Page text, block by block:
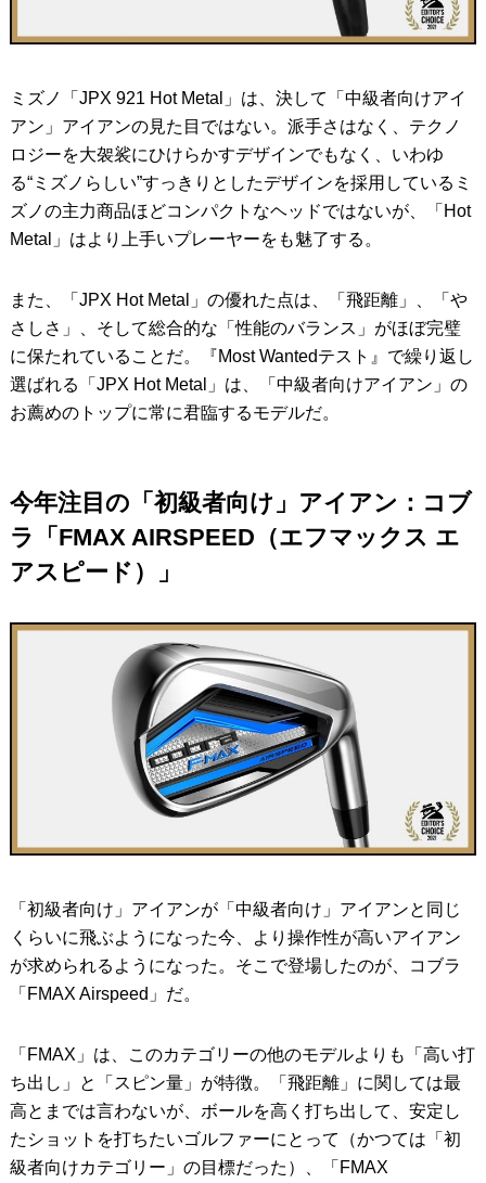
ミズノ「JPX 921 Hot Metal」は、決して「中級者向けアイ
アン」アイアンの見た目ではない。派手さはなく、テクノ
ロジーを大袈裟にひけらかすデザインでもなく、いわゆ
る“ミズノらしい”すっきりとしたデザインを採用しているミ
ズノの主力商品ほどコンパクトなヘッドではないが、「Hot
Metal」はより上手いプレーヤーをも魅了する。
また、「JPX Hot Metal」の優れた点は、「飛距離」、「や
さしさ」、そして総合的な「性能のバランス」がほぼ完璧
に保たれていることだ。『Most Wantedテスト』で繰り返し
選ばれる「JPX Hot Metal」は、「中級者向けアイアン」の
お薦めのトップに常に君臨するモデルだ。
今年注目の「初級者向け」アイアン：コブ
ラ「FMAX AIRSPEED（エフマックス エ
アスピード）」
「初級者向け」アイアンが「中級者向け」アイアンと同じ
くらいに飛ぶようになった今、より操作性が高いアイアン
が求められるようになった。そこで登場したのが、コブラ
「FMAX Airspeed」だ。
「FMAX」は、このカテゴリーの他のモデルよりも「高い打
ち出し」と「スピン量」が特徴。「飛距離」に関しては最
高とまでは言わないが、ボールを高く打ち出して、安定し
たショットを打ちたいゴルファーにとって（かつては「初
級者向けカテゴリー」の目標だった）、「FMAX